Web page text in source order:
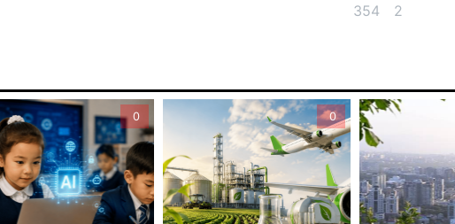
354 2
5
В
0 0